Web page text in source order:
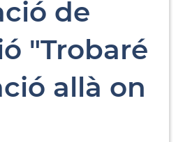
de
"Trobaré
allà on